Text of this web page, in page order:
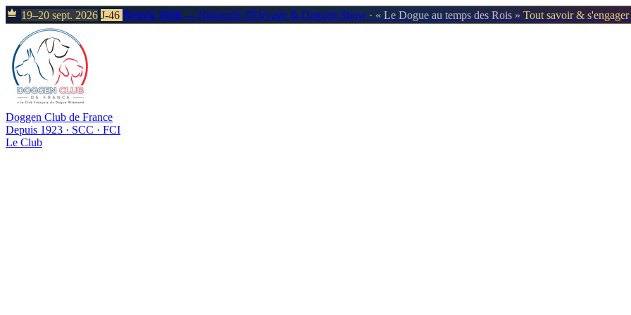
19–20 sept. 2026 J-46 Neuvic 2026 — Nationale d'Élevage & Doggen Show · « Le Dogue au temps des Rois » Tout savoir &
Doggen Club de France
Depuis 1923 · SCC · FCI
Le Club